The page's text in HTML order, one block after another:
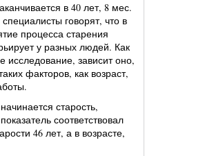
в 40 лет, 8 мес.
говорят, что в
процесса старения
у разных людей. Как
исследование, зависит оно,
факторов, как возраст,
старость,
соответствовал
46 лет, а в возрасте,